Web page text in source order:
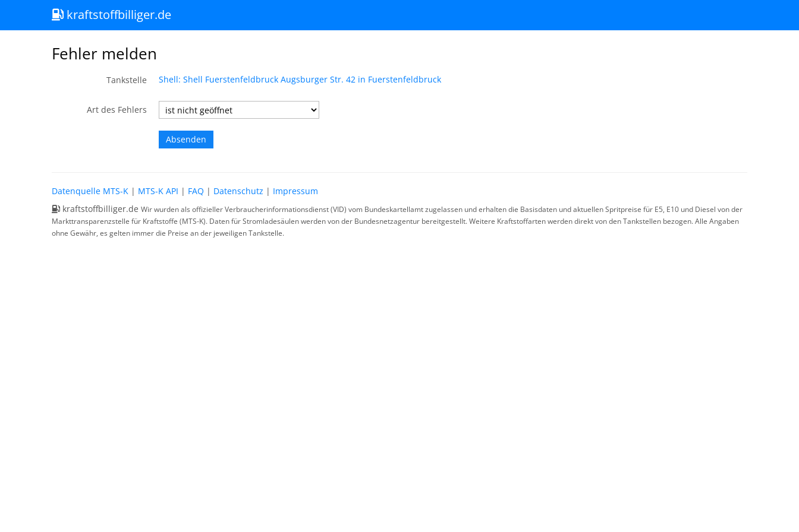
kraftstoffbilliger.de
Fehler melden
Tankstelle Shell: Shell Fuerstenfeldbruck Augsburger Str. 42 in Fuerstenfeldbruck
Art des Fehlers
Datenquelle MTS-K | MTS-K API | FAQ | Datenschutz | Impressum
kraftstoffbilliger.de Wir wurden als offizieller Verbraucherinformationsdienst (VID) vom Bundeskartellamt zugelassen und erhalten die Basisdaten und aktuellen Spritpreise für E5, E10 und Diesel von der
Markttransparenzstelle für Kraftstoffe (MTS-K). Daten für Stromladesäulen werden von der Bundesnetzagentur bereitgestellt. Weitere Kraftstoffarten werden direkt von den Tankstellen bezogen. Alle Angaben
ohne Gewähr, es gelten immer die Preise an der jeweiligen Tankstelle.